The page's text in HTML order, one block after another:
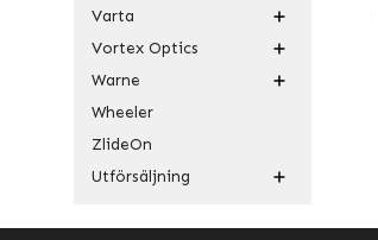
Varta
Vortex Optics
Warne
Wheeler
ZlideOn
Utförsäljning